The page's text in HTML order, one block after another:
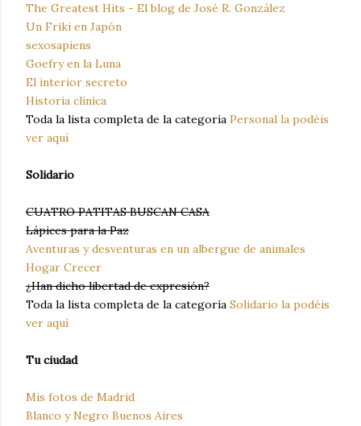
The Greatest Hits - El blog de José R. González
Un Friki en Japón
sexosapiens
Goefry en la Luna
El interior secreto
Historia clínica
Toda la lista completa de la categoría Personal la podéis
ver aquí
Solidario
CUATRO PATITAS BUSCAN CASA
Lápices para la Paz
Aventuras y desventuras en un albergue de animales
Hogar Crecer
¿Han dicho libertad de expresión?
Toda la lista completa de la categoría Solidario la podéis
ver aquí
Tu ciudad
Mis fotos de Madrid
Blanco y Negro Buenos Aires